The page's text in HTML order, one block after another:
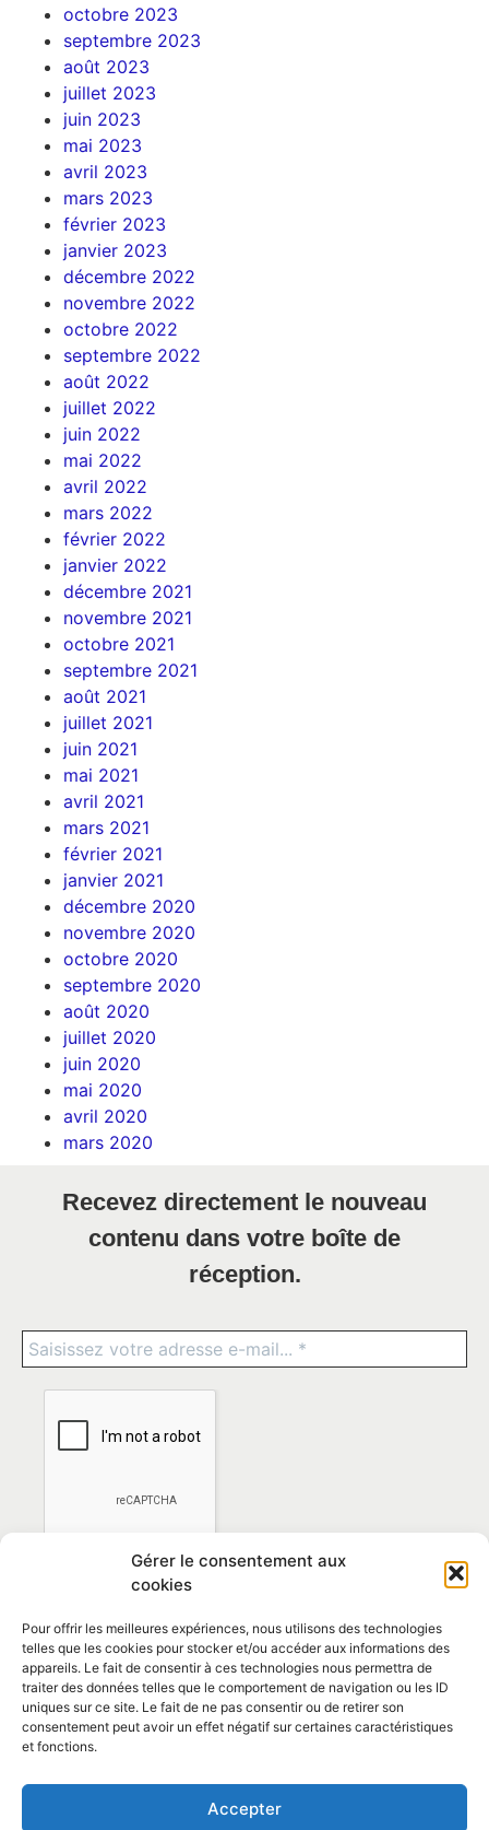
Gérer le consentement aux
cookies
Pour offrir les meilleures expériences, nous utilisons des technologies
telles que les cookies pour stocker et/ou accéder aux informations des
appareils. Le fait de consentir à ces technologies nous permettra de
traiter des données telles que le comportement de navigation ou les ID
uniques sur ce site. Le fait de ne pas consentir ou de retirer son
consentement peut avoir un effet négatif sur certaines caractéristiques
et fonctions.
Accepter
octobre 2023
septembre 2023
août 2023
juillet 2023
juin 2023
mai 2023
avril 2023
mars 2023
février 2023
janvier 2023
décembre 2022
novembre 2022
octobre 2022
septembre 2022
août 2022
juillet 2022
juin 2022
mai 2022
avril 2022
mars 2022
février 2022
janvier 2022
décembre 2021
novembre 2021
octobre 2021
septembre 2021
août 2021
juillet 2021
juin 2021
mai 2021
avril 2021
mars 2021
février 2021
janvier 2021
décembre 2020
novembre 2020
octobre 2020
septembre 2020
août 2020
juillet 2020
juin 2020
mai 2020
avril 2020
mars 2020
Recevez directement le nouveau
contenu dans votre boîte de
réception.
*En vous abonnant vous acceptez lapolitique de
confidentialité
Contact et horaires